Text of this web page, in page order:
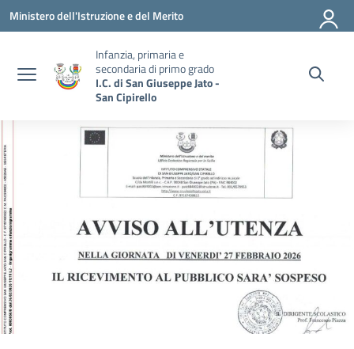
Vai ai contenuti
Vai al menu di navigazione
Vai al footer
Ministero dell'Istruzione e del Merito
Infanzia, primaria e
secondaria di primo grado
I.C. di San Giuseppe Jato -
San Cipirello